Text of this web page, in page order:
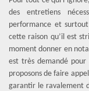
des entretiens
performance et
cette raison qu’il est
moment donner en
est très demandé pour
proposons de faire
garantir le ravalement